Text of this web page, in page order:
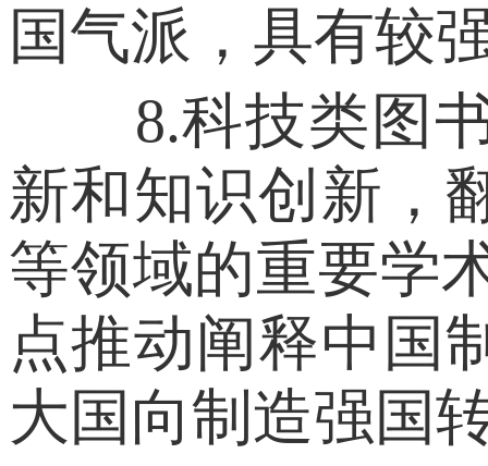
国气派，具有较
8.科技类图书
新和知识创新，
等领域的重要学
点推动阐释中国
大国向制造强国